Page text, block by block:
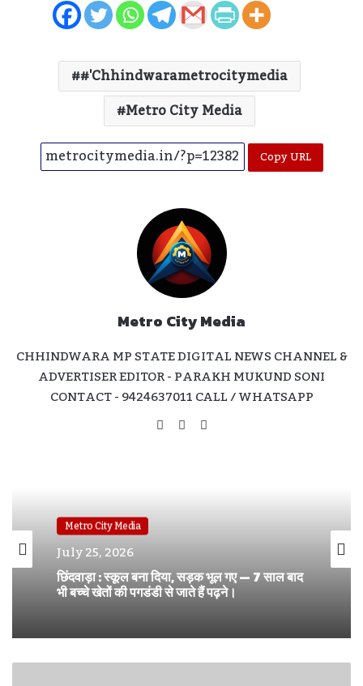
#'chhindwarametrocitymedia
Metro City Media
Copy URL
Metro City Media
CHHINDWARA MP STATE DIGITAL NEWS CHANNEL &
ADVERTISER EDITOR - PARAKH MUKUND SONI
CONTACT - 9424637011 CALL / WHATSAPP
WebsiteFacebook
Metro City Media
July 25, 2026
छिंदवाड़ा : स्कूल बना दिया, सड़क भूल गए — 7 साल बाद
Metro City Media
July 11, 2026
घोड़े पर सवार हुए निगम अध्यक्ष सोनू मागो — कार्यकर्ताओं